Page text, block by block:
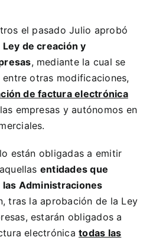
el pasado Julio aprobó
de creación y
, mediante la cual se
otras modificaciones,
de factura electrónica
empresas y autónomos en
están obligadas a emitir
entidades que
Administraciones
tras la aprobación de la Ley
estarán obligados a
electrónicatodas las